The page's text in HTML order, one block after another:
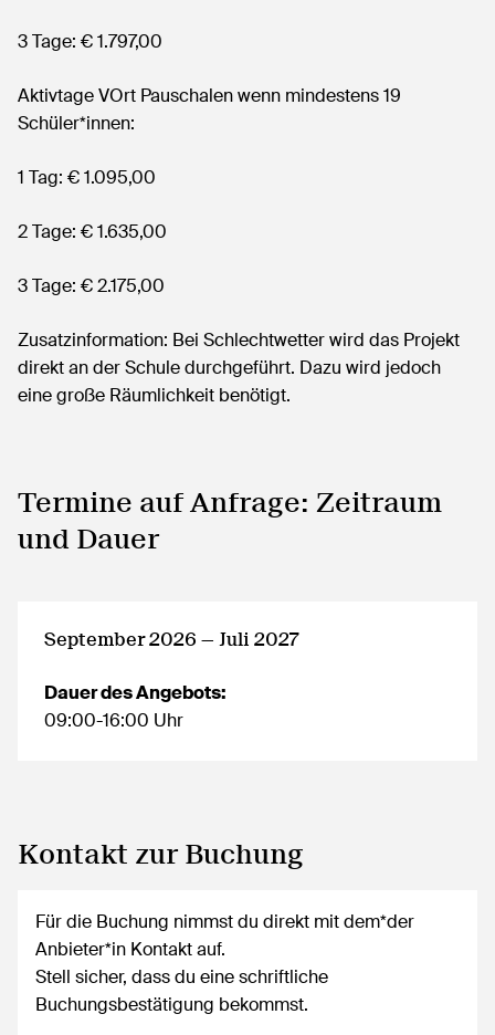
3 Tage: € 1.797,00
Aktivtage VOrt Pauschalen wenn mindestens 19
Schüler*innen:
1 Tag: € 1.095,00
2 Tage: € 1.635,00
3 Tage: € 2.175,00
Zusatzinformation: Bei Schlechtwetter wird das Projekt
direkt an der Schule durchgeführt. Dazu wird jedoch
eine große Räumlichkeit benötigt.
Termine auf Anfrage: Zeitraum
und Dauer
September 2026 — Juli 2027
Dauer des Angebots:
09:00-16:00 Uhr
Kontakt zur Buchung
Für die Buchung nimmst du direkt mit dem*der
Anbieter*in Kontakt auf.
Stell sicher, dass du eine schriftliche
Buchungsbestätigung bekommst.